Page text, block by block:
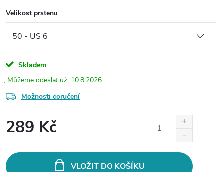
Velikost prstenu
Skladem
10.8.2026
Možnosti doručení
289 Kč
VLOŽIT DO KOŠÍKU